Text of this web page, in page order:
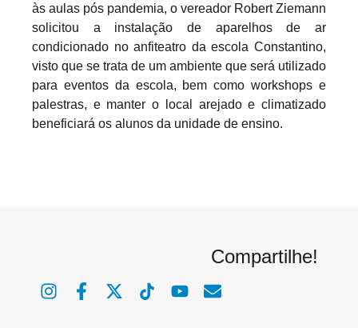
às aulas pós pandemia, o vereador Robert Ziemann
solicitou a instalação de aparelhos de ar
condicionado no anfiteatro da escola Constantino,
visto que se trata de um ambiente que será utilizado
para eventos da escola, bem como workshops e
palestras, e manter o local arejado e climatizado
beneficiará os alunos da unidade de ensino.
Compartilhe!